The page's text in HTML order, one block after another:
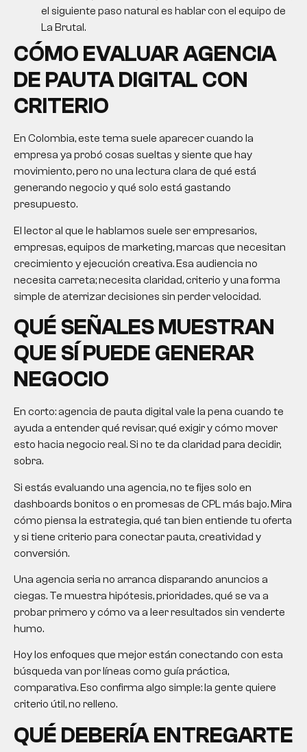
el siguiente paso natural es hablar con el equipo de
La Brutal.
CÓMO EVALUAR AGENCIA
DE PAUTA DIGITAL CON
CRITERIO
En Colombia, este tema suele aparecer cuando la
empresa ya probó cosas sueltas y siente que hay
movimiento, pero no una lectura clara de qué está
generando negocio y qué solo está gastando
presupuesto.
El lector al que le hablamos suele ser empresarios,
empresas, equipos de marketing, marcas que necesitan
crecimiento y ejecución creativa. Esa audiencia no
necesita carreta; necesita claridad, criterio y una forma
simple de aterrizar decisiones sin perder velocidad.
QUÉ SEÑALES MUESTRAN
QUE SÍ PUEDE GENERAR
NEGOCIO
En corto: agencia de pauta digital vale la pena cuando te
ayuda a entender qué revisar, qué exigir y cómo mover
esto hacia negocio real. Si no te da claridad para decidir,
sobra.
Si estás evaluando una agencia, no te fijes solo en
dashboards bonitos o en promesas de CPL más bajo. Mira
cómo piensa la estrategia, qué tan bien entiende tu oferta
y si tiene criterio para conectar pauta, creatividad y
conversión.
Una agencia seria no arranca disparando anuncios a
ciegas. Te muestra hipótesis, prioridades, qué se va a
probar primero y cómo va a leer resultados sin venderte
humo.
Hoy los enfoques que mejor están conectando con esta
búsqueda van por líneas como guía práctica,
comparativa. Eso confirma algo simple: la gente quiere
criterio útil, no relleno.
QUÉ DEBERÍA ENTREGARTE